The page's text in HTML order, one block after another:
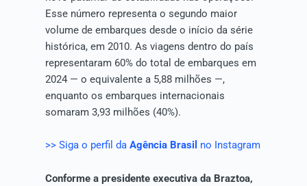
Esse número representa o segundo maior
volume de embarques desde o início da série
histórica, em 2010. As viagens dentro do país
representaram 60% do total de embarques em
2024 — o equivalente a 5,88 milhões —,
enquanto os embarques internacionais
somaram 3,93 milhões (40%).
>> Siga o perfil da Agência Brasil no Instagram
Conforme a presidente executiva da Braztoa,